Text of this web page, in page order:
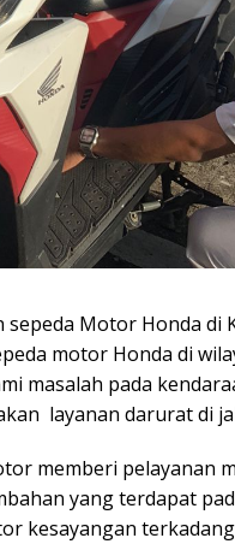
sepeda Motor Honda di
motor Honda di
masalah pada
layanan darurat di
memberi pelayanan
yang terdapat
kesayangan